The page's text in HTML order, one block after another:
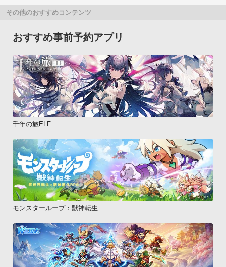
その他のおすすめコンテンツ
おすすめ事前予約アプリ
千年の旅ELF
モンスターループ：獣神転生